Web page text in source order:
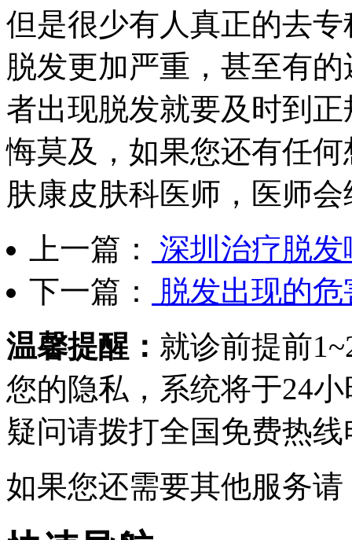
但是很少有人真正的去
脱发更加严重，甚至有
者出现脱发就要及时到
悔莫及，如果您还有任
肤康皮肤科医师，医师
上一篇：
深圳治疗脱发
下一篇：
脱发出现的
温馨提醒： 就诊前提前
您的隐私，系统将于24
疑问请拨打全国免费热线
如果您还需要其他服务